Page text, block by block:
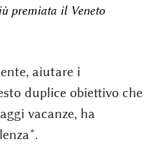
premiata il Veneto
aiutare i
duplice obiettivo che
vacanze, ha